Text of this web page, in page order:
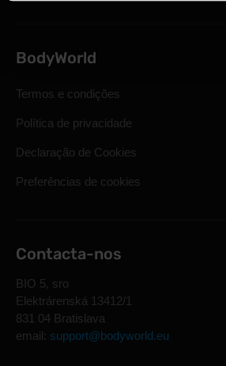
BodyWorld
Termos e condições
Política de privacidade
Declaração de Cookies
Preferências de cookies
Contacta-nos
BIO 5, sro
Elektrárenská 13412/1
831 04 Bratislava
email: support@bodyworld.eu